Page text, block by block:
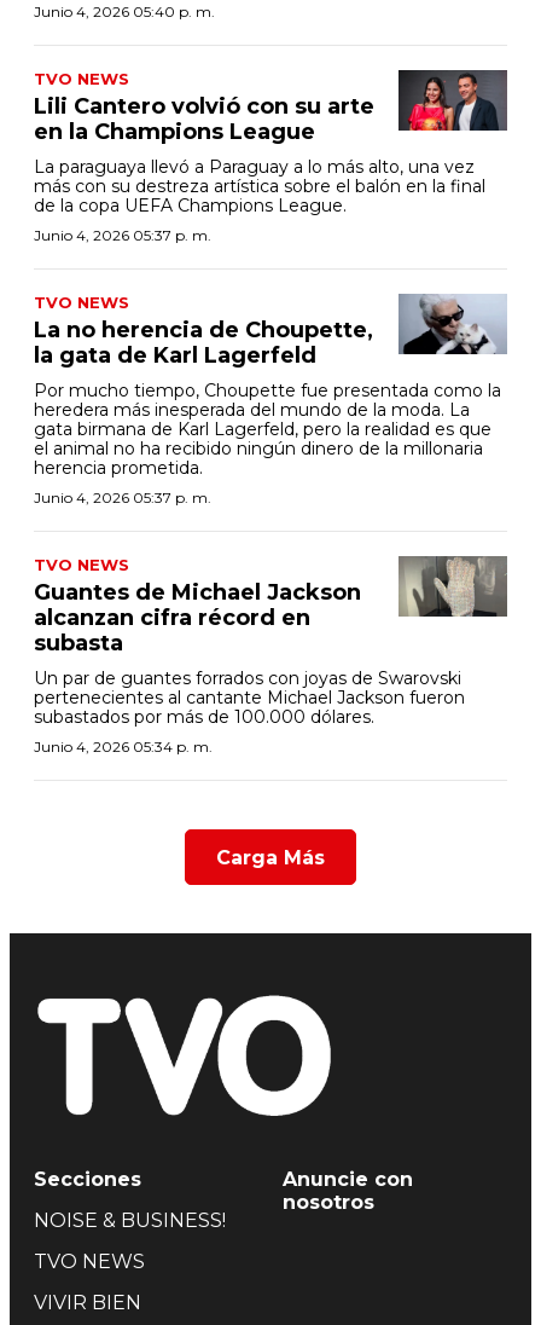
Junio 4, 2026 05:40 p. m.
TVO NEWS
Lili Cantero volvió con su arte
en la Champions League
La paraguaya llevó a Paraguay a lo más alto, una vez
más con su destreza artística sobre el balón en la final
de la copa UEFA Champions League.
Junio 4, 2026 05:37 p. m.
TVO NEWS
La no herencia de Choupette,
la gata de Karl Lagerfeld
Por mucho tiempo, Choupette fue presentada como la
heredera más inesperada del mundo de la moda. La
gata birmana de Karl Lagerfeld, pero la realidad es que
el animal no ha recibido ningún dinero de la millonaria
herencia prometida.
Junio 4, 2026 05:37 p. m.
TVO NEWS
Guantes de Michael Jackson
alcanzan cifra récord en
subasta
Un par de guantes forrados con joyas de Swarovski
pertenecientes al cantante Michael Jackson fueron
subastados por más de 100.000 dólares.
Junio 4, 2026 05:34 p. m.
Carga Más
Secciones
NOISE & BUSINESS!
TVO NEWS
VIVIR BIEN
Anuncie con
nosotros